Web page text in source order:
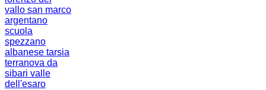
vallo san marco
argentano
scuola
spezzano
albanese tarsia
terranova da
sibari valle
dell'esaro